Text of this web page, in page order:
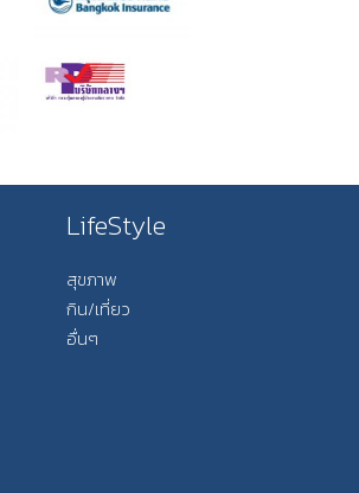
LifeStyle
สุขภาพ
กิน/เที่ยว
อื่นๆ